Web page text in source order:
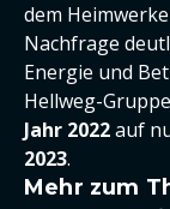
dem
Nachfrage
Energie und
Hellweg-
Jahr 2022auf
2023.
Mehr zum